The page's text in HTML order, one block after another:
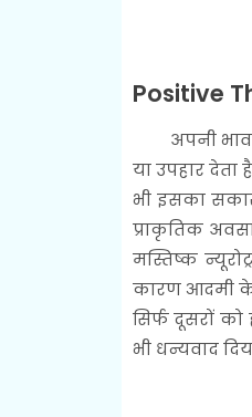
Positive
अपनी
या उपहार
भी इसका
प्राकृतिक
मस्तिष्क
कारण आदमी के
सिर्फ दूसरों
भी धन्यवाद